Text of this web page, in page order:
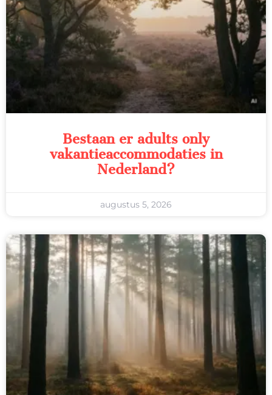
Bestaan er adults only
vakantieaccommodaties in
Nederland?
augustus 5, 2026